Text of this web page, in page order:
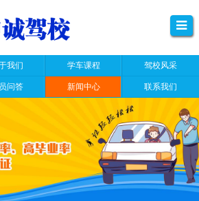
我们 学车课程 驾校风采
问答 新闻中心 联系我们